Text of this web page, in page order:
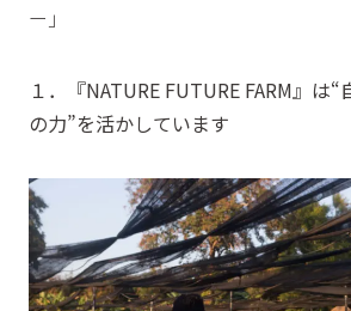
ー」
１．『NATURE FUTURE FARM』は
の力”を活かしています